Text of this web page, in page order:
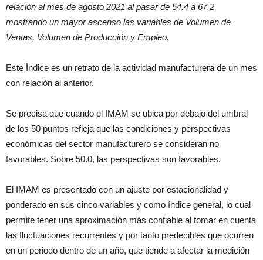
relación al mes de agosto 2021 al pasar de 54.4 a 67.2,
mostrando un mayor ascenso las variables de Volumen de
Ventas, Volumen de Producción y Empleo.
Este Índice es un retrato de la actividad manufacturera de un mes
con relación al anterior.
Se precisa que cuando el IMAM se ubica por debajo del umbral
de los 50 puntos refleja que las condiciones y perspectivas
económicas del sector manufacturero se consideran no
favorables. Sobre 50.0, las perspectivas son favorables.
El IMAM es presentado con un ajuste por estacionalidad y
ponderado en sus cinco variables y como índice general, lo cual
permite tener una aproximación más confiable al tomar en cuenta
las fluctuaciones recurrentes y por tanto predecibles que ocurren
en un periodo dentro de un año, que tiende a afectar la medición